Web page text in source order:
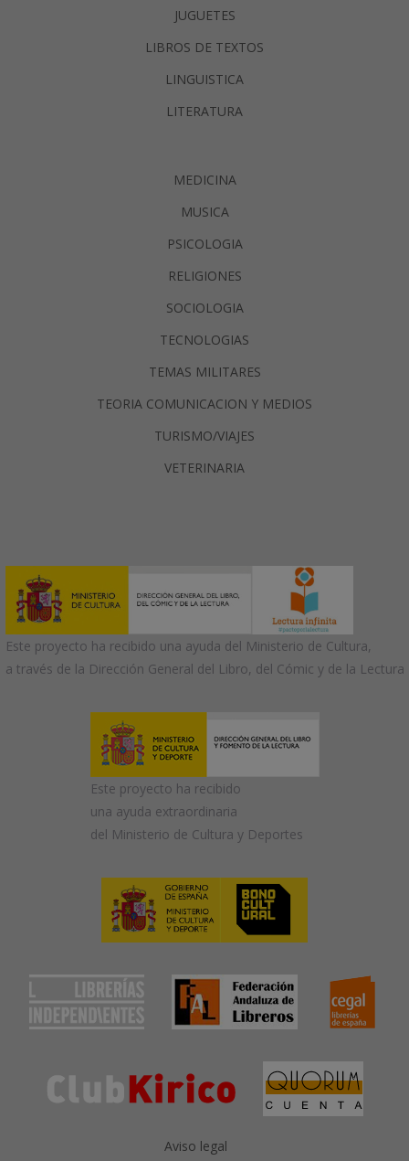
JUGUETES
LIBROS DE TEXTOS
LINGUISTICA
LITERATURA
MEDICINA
MUSICA
PSICOLOGIA
RELIGIONES
SOCIOLOGIA
TECNOLOGIAS
TEMAS MILITARES
TEORIA COMUNICACION Y MEDIOS
TURISMO/VIAJES
VETERINARIA
Este proyecto ha recibido una ayuda del Ministerio de Cultura,
a través de la Dirección General del Libro, del Cómic y de la Lectura
Este proyecto ha recibido
una ayuda extraordinaria
del Ministerio de Cultura y Deportes
Aviso legal